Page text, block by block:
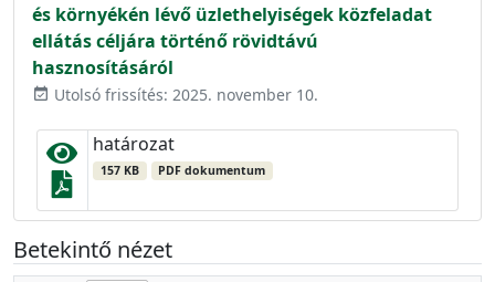
és környékén lévő üzlethelyiségek közfeladat
ellátás céljára történő rövidtávú
hasznosításáról
event_available Utolsó frissítés: 2025. november 10.
határozat
157 KB PDF dokumentum
Betekintő nézet